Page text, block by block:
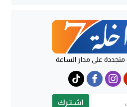
متجددة على مدار الساعة
اشـتـرك